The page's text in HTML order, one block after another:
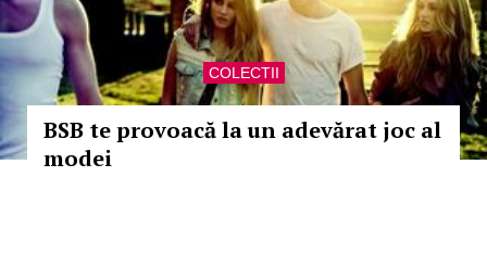
COLECTII
BSB te provoacă la un adevărat joc al
modei